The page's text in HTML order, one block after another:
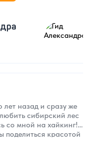
лет назад и сразу же
сибирский лес
со мной на хайкинг!
поделиться красотой
мира. Вы откроете